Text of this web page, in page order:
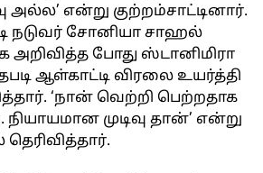
அல்ல’ என்று குற்றம்சாட்டினார்.
நடுவர் சோனியா சாஹல்
அறிவித்த போது ஸ்டானிமிரா
ஆள்காட்டி விரலை உயர்த்தி
‘நான் வெற்றி பெற்றதாக
நியாயமான முடிவு தான்’ என்று